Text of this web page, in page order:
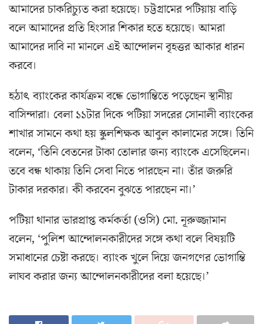
আমাদের চাকরিচ্যুত করা হয়েছে। চট্টগ্রামের পটিয়ায় বাড়ি
বলে আমাদের প্রতি হিংসার শিকার হতে হয়েছে। আমরা
আমাদের দাবি না মানলে এই আন্দোলন বৃহত্তর আকার ধারন
করবে।
হঠাৎ ব্যাংকের কার্যক্রম বন্ধে ভোগান্তিতে পড়েছেন স্থানীয়
বাসিন্দারা। বেলা ১১টার দিকে পটিয়া সদরের সোনালী ব্যাংকের
শাখার সামনে কথা হয় স্কুলশিক্ষক আবুল কালামের সঙ্গে। তিনি
বলেন, ‘তিনি বেতনের টাকা তোলার জন্য ব্যাংকে এসেছিলেন।
তবে বন্ধ থাকায় তিনি সেবা নিতে পারছেন না। তাঁর জরুরি
টাকার দরকার। কী করবেন বুঝতে পারছেন না।’
পটিয়া থানার ভারপ্রাপ্ত কর্মকর্তা (ওসি) মো. নূরুজ্জামান
বলেন, ‘পুলিশ আন্দোলনকারীদের সঙ্গে কথা বলে বিষয়টি
সমাধানের চেষ্টা করছে। ব্যাংক খুলে দিয়ে জনগণের ভোগান্তি
লাঘব করার জন্য আন্দোলনকারীদের বলা হয়েছে।’